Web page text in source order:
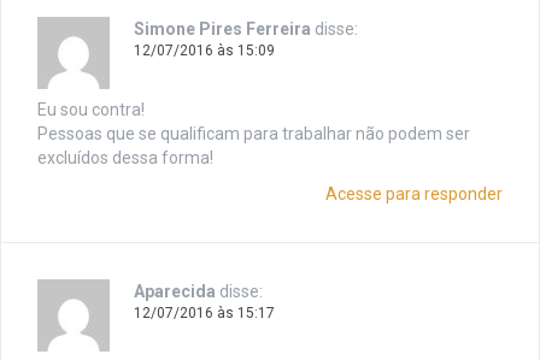
Simone Pires Ferreira disse:
12/07/2016 às 15:09
Eu sou contra!
Pessoas que se qualificam para trabalhar não podem ser
excluídos dessa forma!
Acesse para responder
Aparecida disse:
12/07/2016 às 15:17